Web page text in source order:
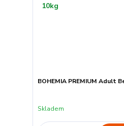
BOHEMIA PREMIUM Adult
Skladem